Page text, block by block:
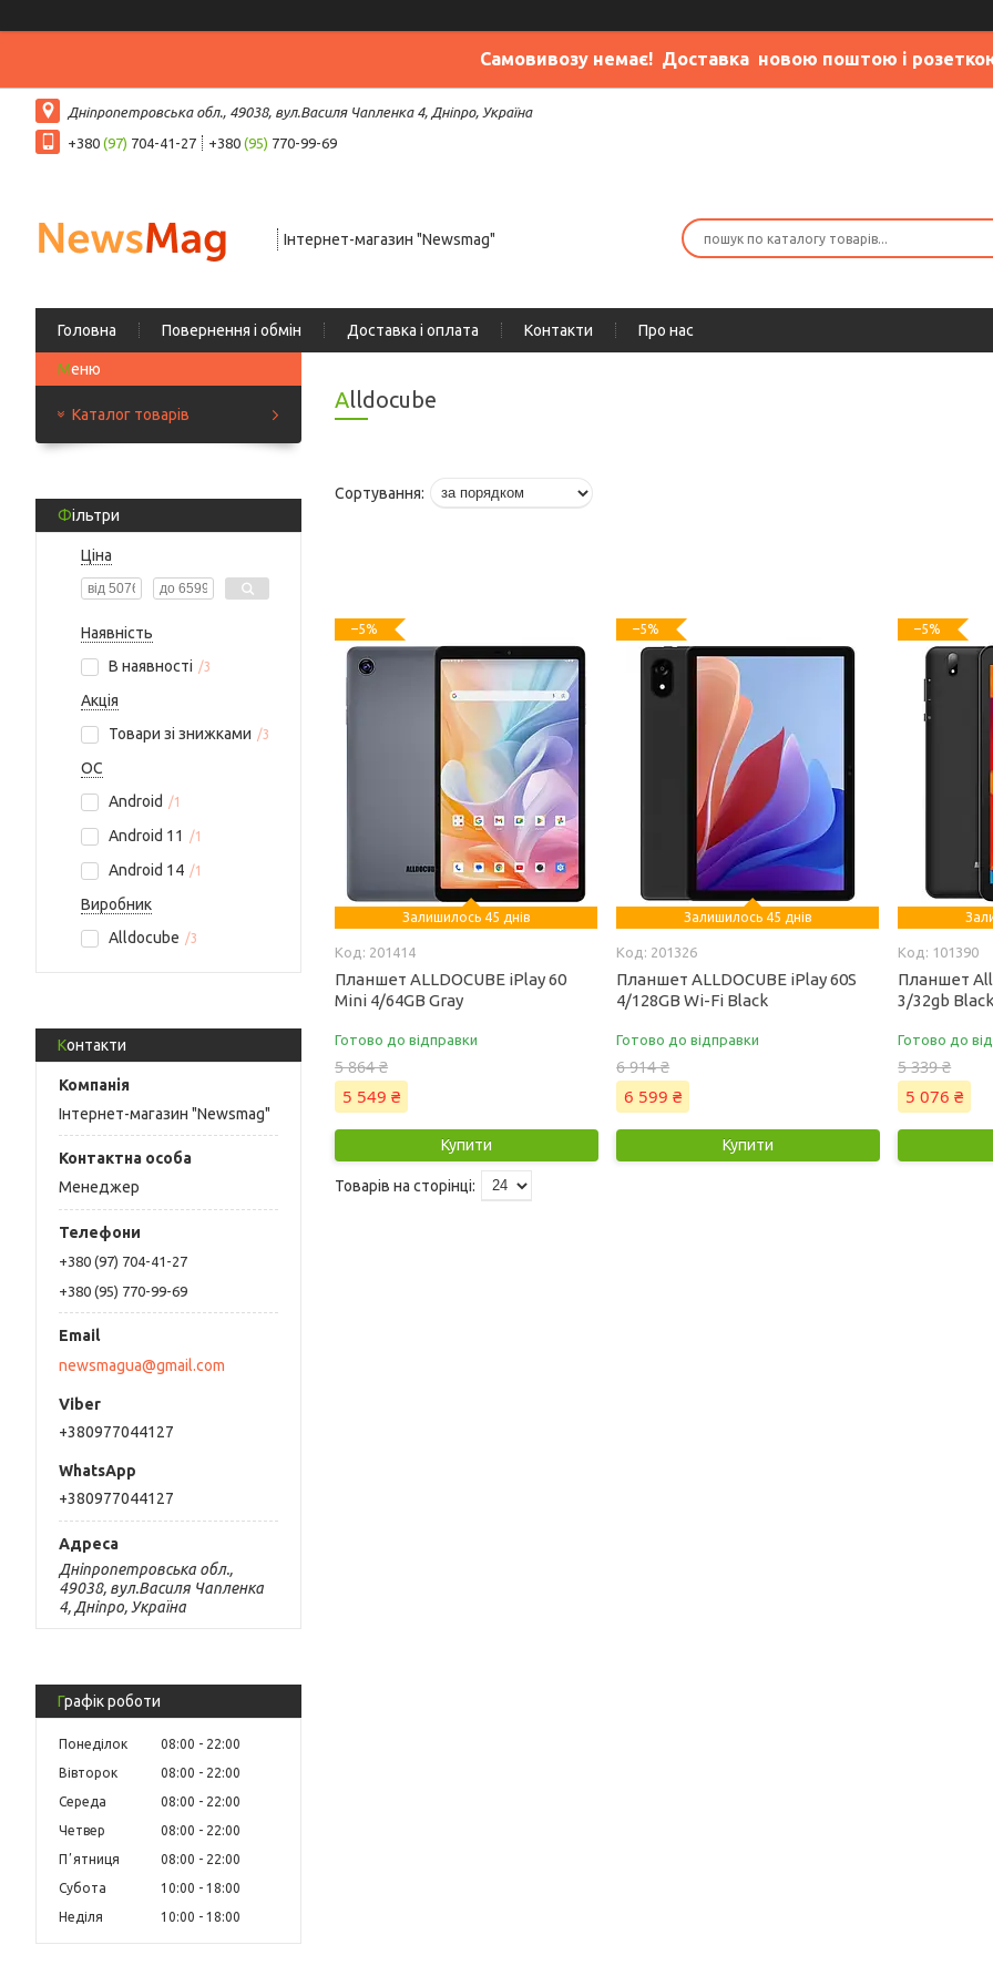
Самовивозу немає! Доставка новою поштою і
Дніпропетровська обл., 49038, вул.Василя Чапленка 4, Дніпро, Україна
+380 (97) 704-41-27 +380 (95) 770-99-69
Інтернет-магазин "Newsmag"
Головна Повернення і обмін Доставка і оплата Контакти Про нас
Каталог товарів
Фільтри
Ціна
Наявність
В наявності
3
Акція
Товари зі знижками
3
ОС
Android
1
Android 11 1
Android 14 1
Виробник
Alldocube
3
Контакти
Інтернет-магазин "Newsmag"
Менеджер
+380 (97) 704-41-27
+380 (95) 770-99-69
newsmagua@gmail.com
+380977044127
+380977044127
Дніпропетровська обл.,
49038, вул.Василя Чапленка
4, Дніпро, Україна
Графік роботи
Понеділок 08:00
22:00
Вівторок
08:00
22:00
Середа
08:00
22:00
Четвер
08:00
22:00
Пʼятниця
08:00
22:00
Субота
10:00
18:00
Неділя
10:00 18:00
Alldocube
–5%
Залишилось 45 днів
201414
Планшет ALLDOCUBE iPlay 60
Mini 4/64GB Gray
Готово до відправки
5 864 ₴
5 549 ₴
Купити
–5%
Залишилось 45 днів
201326
Планшет ALLDOCUBE iPlay 60S
4/128GB Wi-Fi Black
Готово до відправки
6 914 ₴
6 599 ₴
Купити
–5%
101390
Планшет
3/32gb Black
Готово до
5 339 ₴
5 076 ₴